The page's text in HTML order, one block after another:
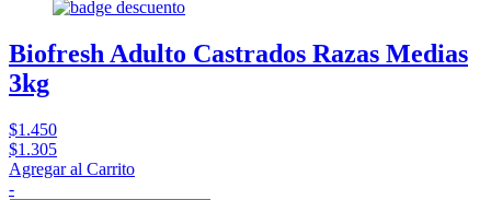
Biofresh Adulto Castrados Razas Medias
3kg
$1.450
$1.305
Agregar al Carrito
-